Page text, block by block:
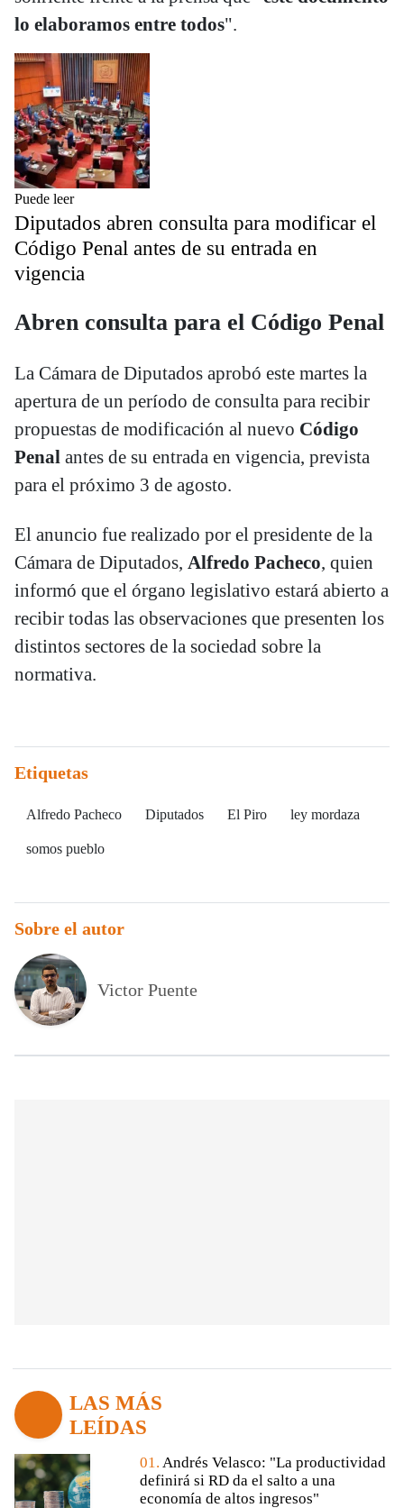
lo elaboramos entre todos".
Puede leer
Diputados abren consulta para modificar el
Código Penal antes de su entrada en
vigencia
Abren consulta para el Código Penal
La Cámara de Diputados aprobó este martes la
apertura de un período de consulta para recibir
propuestas de modificación al nuevo Código
Penal antes de su entrada en vigencia, prevista
para el próximo 3 de agosto.
El anuncio fue realizado por el presidente de la
Cámara de Diputados, Alfredo Pacheco, quien
informó que el órgano legislativo estará abierto a
recibir todas las observaciones que presenten los
distintos sectores de la sociedad sobre la
normativa.
Etiquetas
Alfredo Pacheco Diputados El Piro ley mordaza
somos pueblo
Sobre el autor
Victor Puente
LAS MÁS
LEÍDAS
01. Andrés Velasco: "La productividad
definirá si RD da el salto a una
economía de altos ingresos"